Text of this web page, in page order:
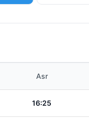
Asr
16:25